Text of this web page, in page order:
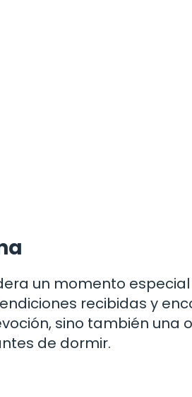
un momento
recibidas y
sino también una
de dormir.